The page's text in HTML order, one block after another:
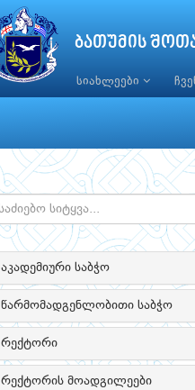
ბათუმის
სიახლეები
აკადემიური საბჭო
წარმომადგენლობითი საბჭო
რექტორი
რექტორის მოადგილეები